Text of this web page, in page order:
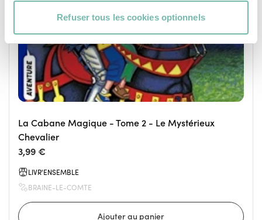
Refuser tous les cookies optionnels
La Cabane Magique - Tome 2 - Le Mystérieux
Chevalier
3,99 €
LIVR'ENSEMBLE
BRAINE-LE-COMTE